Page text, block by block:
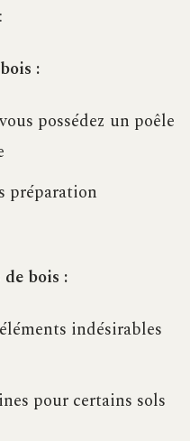
:
possédez un poêle
préparation
bois :
indésirables
pour certains sols